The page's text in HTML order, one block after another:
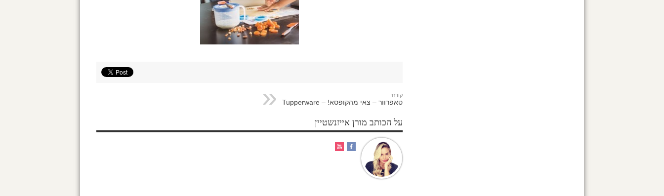
קודם:
טאפרוור – צאי מהקופסא! – Tupperware
על הכותב מורן אייזנשטיין